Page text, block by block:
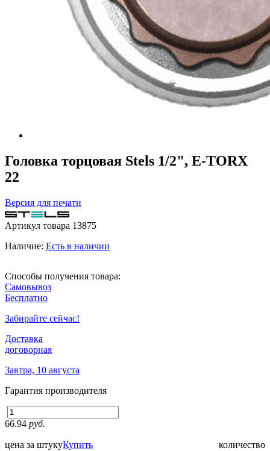
Головка торцовая Stels 1/2", E-TORX
22
Версия для печати
Артикул товара 13875
Наличие: Есть в наличии
Способы получения товара:
Самовывоз
Бесплатно
Забирайте сейчас!
Доставка
договорная
Завтра, 10 августа
Гарантия производителя
66.94 руб.
цена за штуку количество
Купить